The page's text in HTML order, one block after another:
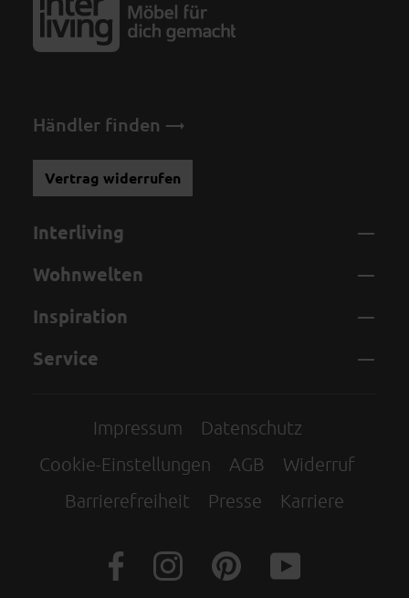
Händler finden
Vertrag widerrufen
Interliving
Wohnwelten
Inspiration
Service
Impressum
Datenschutz
Cookie-Einstellungen
AGB
Widerruf
Barrierefreiheit
Presse Karriere